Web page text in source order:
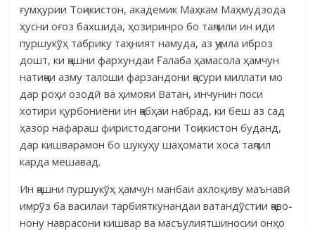
ғумҳурии Тоҷикистон, академик Маҳкам Маҳмудзода
ҳусни оғоз бахшида, ҳози­ринро бо таҷлили ин иди
пуршукўҳ табрику таҳният намуда, аз ҷумла иброз
дошт, ки ҷашни фархундаи Ғалаба ҳамасола ҳамчун
натиҷаи азму талоши фарзандони ҷасури миллати мо
дар роҳи озодӣ ва ҳимояи Ватан, инчунин поси
хотири қурбониёни ин ҷабҳаи набрад, ки беш аз сад
ҳазор нафараш фиристодагони Тоҷикистон буданд,
дар кишварамон бо шуку­ҳу шаҳомати хоса таҷлил
карда мешавад.
Ин ҷашни пуршукўҳ ҳамчун манбаи ахлоқиву маънавӣ
имрўз ба василаи тарбияткунандаи ватандўстии ҷаво­
нону наврасони кишвар ва масъу­лият­шиносии онҳо